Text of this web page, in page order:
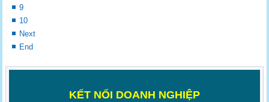
9
10
Next
End
KẾT NỐI DOANH NGHIỆP